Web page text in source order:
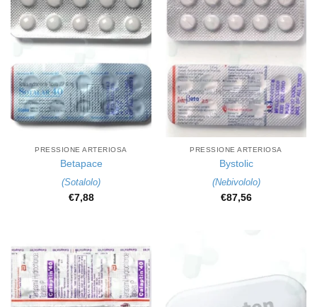
PRESSIONE ARTERIOSA
Betapace
(Sotalolo)
€7,88
PRESSIONE ARTERIOSA
Bystolic
(Nebivololo)
€87,56